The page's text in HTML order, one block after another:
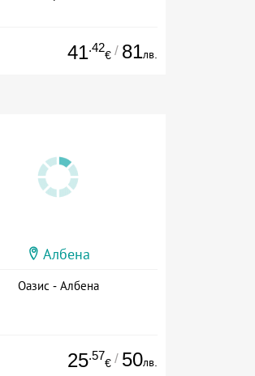
41.42
€ / 81лв.
Албена
Оазис - Албена
25.57
€ / 50лв.